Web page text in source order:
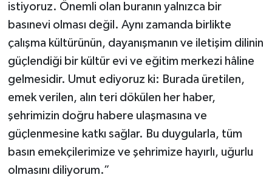
istiyoruz. Önemli olan buranın yalnızca bir
basınevi olması değil. Aynı zamanda birlikte
çalışma kültürünün, dayanışmanın ve iletişim dilinin
güçlendiği bir kültür evi ve eğitim merkezi hâline
gelmesidir. Umut ediyoruz ki: Burada üretilen,
emek verilen, alın teri dökülen her haber,
şehrimizin doğru habere ulaşmasına ve
güçlenmesine katkı sağlar. Bu duygularla, tüm
basın emekçilerimize ve şehrimize hayırlı, uğurlu
olmasını diliyorum.”